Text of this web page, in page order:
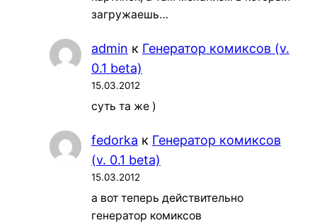
загружаешь…
admin к Генератор комиксов (v.
0.1 beta)
15.03.2012
суть та же )
fedorka к Генератор комиксов
(v. 0.1 beta)
15.03.2012
а вот теперь действительно
генератор комиксов